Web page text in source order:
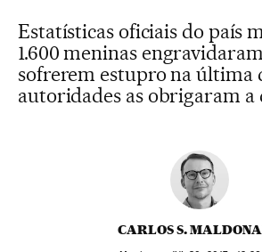
Estatísticas oficiais do país
1.600 meninas
sofrerem estupro na última
autoridades as obrigaram a
CARLOS S.